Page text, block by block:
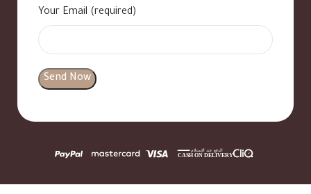
Your Email (required)